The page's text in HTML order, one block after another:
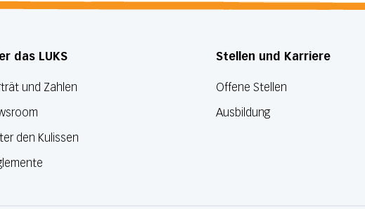
das LUKS
und Zahlen
den Kulissen
Stellen und Karriere
Offene Stellen
Ausbildung